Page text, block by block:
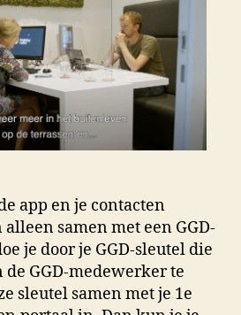
app en je contacten
samen met een GGD-
je door je GGD-sleutel die
de GGD-medewerker te
sleutel samen met je 1e